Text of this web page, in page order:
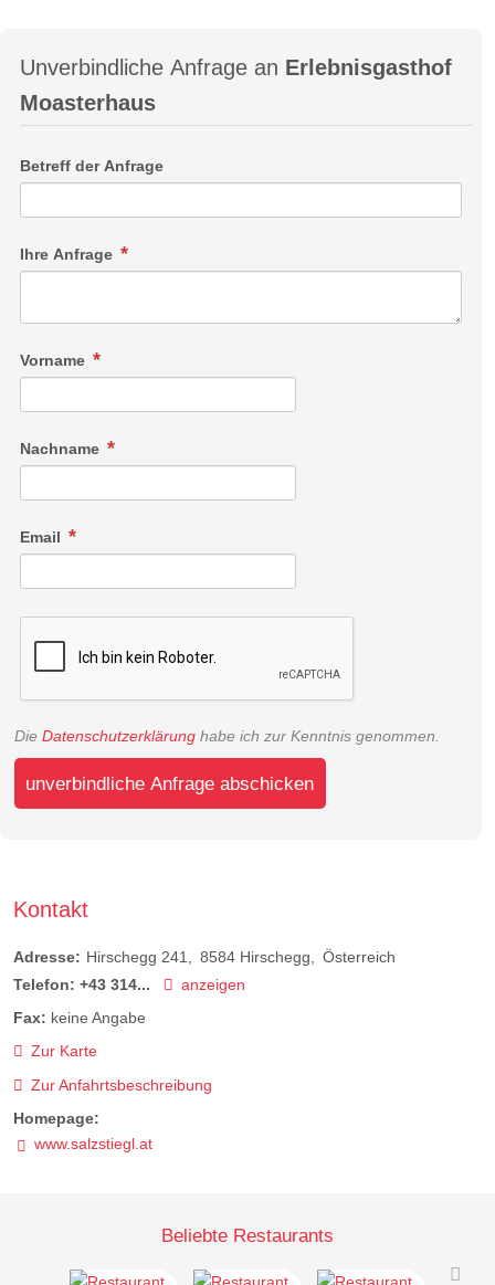
Unverbindliche Anfrage an Erlebnisgasthof
Moasterhaus
Betreff der Anfrage
Ihre Anfrage
Vorname
Nachname
Email
Die Datenschutzerklärung habe ich zur Kenntnis genommen.
unverbindliche Anfrage abschicken
Kontakt
Adresse: Hirschegg 241 8584 Hirschegg
Österreich
Telefon: +43 314...
anzeigen
Fax: keine Angabe
Zur Karte
Zur Anfahrtsbeschreibung
Homepage:
www.salzstiegl.at
Beliebte Restaurants